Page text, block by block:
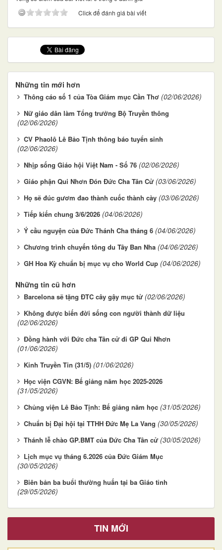
Click để đánh giá bài viết
Những tin mới hơn
Thông cáo số 1 của Tòa Giám mục Cần Thơ (02/06/2026)
Nữ giáo dân làm Tổng trưởng Bộ Truyền thông
(02/06/2026)
CV Phaolô Lê Bảo Tịnh thông báo tuyển sinh
(02/06/2026)
Nhịp sống Giáo hội Việt Nam - Số 76 (02/06/2026)
Giáo phận Qui Nhơn Đón Đức Cha Tân Cử (03/06/2026)
Họ sẽ đúc gươm đao thành cuốc thành cày (03/06/2026)
Tiếp kiến chung 3/6/2026 (04/06/2026)
Ý cầu nguyện của Đức Thánh Cha tháng 6 (04/06/2026)
Chương trình chuyến tông du Tây Ban Nha (04/06/2026)
GH Hoa Kỳ chuẩn bị mục vụ cho World Cup (04/06/2026)
Những tin cũ hơn
Barcelona sẽ tặng ĐTC cây gậy mục tử (02/06/2026)
Không được biến đời sống con người thành dữ liệu
(02/06/2026)
Đồng hành với Đức cha Tân cử đi GP Qui Nhơn
(01/06/2026)
Kinh Truyền Tin (31/5) (01/06/2026)
Học viện CGVN: Bế giảng năm học 2025-2026
(31/05/2026)
Chủng viện Lê Bảo Tịnh: Bế giảng năm học (31/05/2026)
Chuẩn bị Đại hội tại TTHH Đức Mẹ La Vang (30/05/2026)
Thánh lễ chào GP.BMT của Đức Cha Tân cử (30/05/2026)
Lịch mục vụ tháng 6.2026 của Đức Giám Mục
(30/05/2026)
Biên bản ba buổi thường huấn tại ba Giáo tỉnh
(29/05/2026)
TIN MỚI